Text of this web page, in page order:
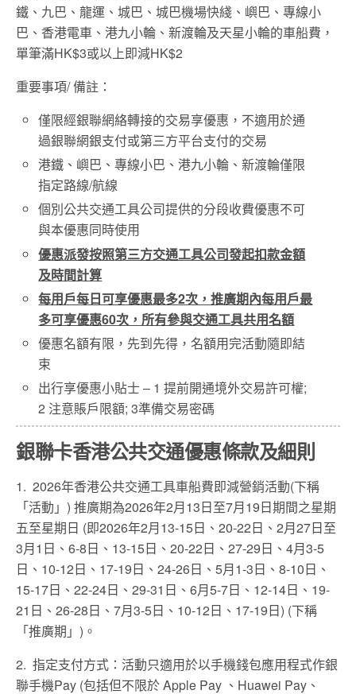
鐵、九巴、龍運、城巴、城巴機場快綫、嶼巴、專線小
巴、香港電車、港九小輪、新渡輪及天星小輪的車船費，
單筆滿HK$3或以上即減HK$2
重要事項/ 備註：
僅限經銀聯網絡轉接的交易享優惠，不適用於通
過銀聯網銀支付或第三方平台支付的交易
港鐵、嶼巴、專線小巴、港九小輪、新渡輪僅限
指定路線/航線
個別公共交通工具公司提供的分段收費優惠不可
與本優惠同時使用
優惠派發按照第三方交通工具公司發起扣款金額
及時間計算
每用戶每日可享優惠最多2次，推廣期內每用戶最
多可享優惠60次，所有參與交通工具共用名額
優惠名額有限，先到先得，名額用完活動隨即結
束
出行享優惠小貼士– 1提前開通境外交易許可權;
2 注意賬戶限額; 3準備交易密碼
銀聯卡香港公共交通優惠條款及細則
1. 2026年香港公共交通工具車船費即減營銷活動(下稱
「活動」) 推廣期為2026年2月13日至7月19日期間之星期
五至星期日 (即2026年2月13-15日、20-22日、2月27日至
3月1日、6-8日、13-15日、20-22日、27-29日、4月3-5
日、10-12日、17-19日、24-26日、5月1-3日、8-10日、
15-17日、22-24日、29-31日、6月5-7日、12-14日、19-
21日、26-28日、7月3-5日、10-12日、17-19日) (下稱
「推廣期」)。
2. 指定支付方式：活動只適用於以手機錢包應用程式作銀
聯手機Pay (包括但不限於Apple Pay 、 Huawei Pay 、